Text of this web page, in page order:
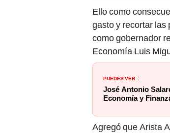
Ello como
gasto y recortar las
como gobernador
Economía Luis
PUEDES VER :
José Antonio
Economía y
Agregó que Arista